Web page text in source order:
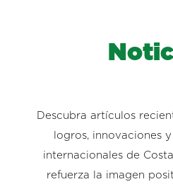
Descubra artículos
logros, innovaciones
internacionales de
refuerza la imagen